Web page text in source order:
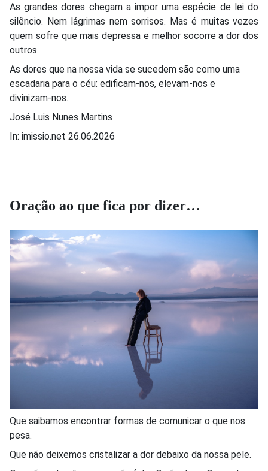
As grandes dores chegam a impor uma espécie de lei do
silêncio. Nem lágrimas nem sorrisos. Mas é muitas vezes
quem sofre que mais depressa e melhor socorre a dor dos
outros.
As dores que na nossa vida se sucedem são como uma
escadaria para o céu: edificam-nos, elevam-nos e
divinizam-nos.
José Luis Nunes Martins
In: imissio.net 26.06.2026
Oração ao que fica por dizer…
Que saibamos encontrar formas de comunicar o que nos
pesa.
Que não deixemos cristalizar a dor debaixo da nossa pele.